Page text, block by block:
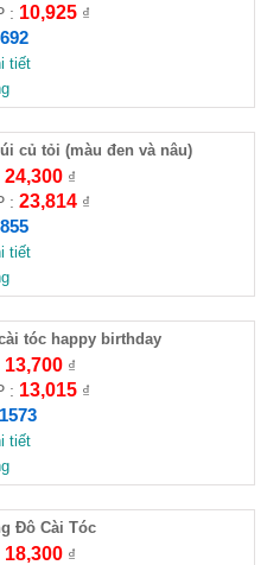
: 10,925₫
tiết
củ tỏi (màu đen và nâu)
24,300₫
: 23,814₫
tiết
tóc happy birthday
13,700₫
: 13,015₫
tiết
Đô Cài Tóc
18,300₫